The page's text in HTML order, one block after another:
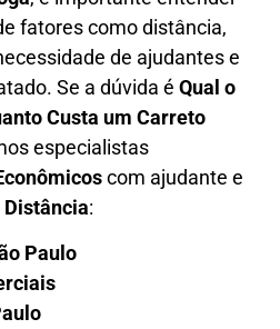
fatores como distância,
de ajudantes e
Se a dúvida é Qual o
Custa um Carreto
especialistas
com ajudante e
:
Paulo